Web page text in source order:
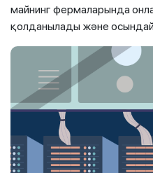
майнинг фермаларында
қолданылады және